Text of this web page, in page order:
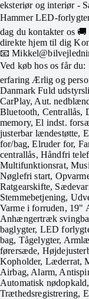
eksteriør og interiør -
Hammer LED-
dag du kontakter os
direkte hjem til dig
📧
Ved køb hos os får du:
erfaring Ærlig og
Danmark Fuld
CarPlay, Aut.
Bluetooth, Centrallås,
memory, El indst.
justerbar lændestøtte,
for/bag, Elruder for,
centrallås, Håndfri
Multifunktionsrat,
Nøglefri start,
Ratgearskifte,
Stemmebetjening,
Varme i forruden,
Anhængertræk
baglygter, LED
bag, Tågelygter,
førersæde,
Kopholder, Læderrat,
Airbag, Alarm,
Automatisk
Træthedsregistrering,